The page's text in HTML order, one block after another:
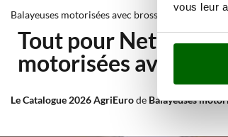
vous leur
Balayeuses motorisées avec brosse largeur 36 cm
Tout pour
motorisées avec
Le Catalogue 2026 AgriEurode Balayeuses